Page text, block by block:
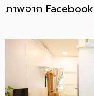
ภาพจาก Facebook